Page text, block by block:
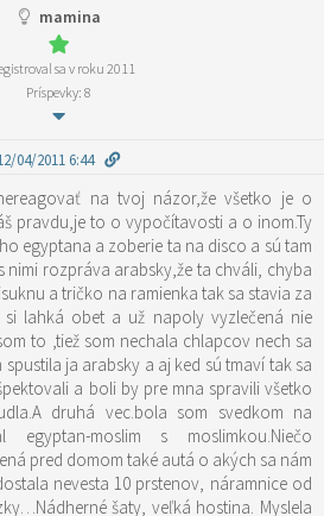
mamina
sa v roku 2011
Príspevky: 8
04/2011 6:44
na tvoj názor,že všetko je o
pravdu,je to o vypočítavosti a o inom.Ty
ta na disco a sú tam
nimi rozpráva arabsky,že ta chváli, chyba
a tričko na ramienka tak sa stavia za
lahká obet a už napoly vyzlečená nie
to ,tiež som nechala chlapcov nech sa
ja arabsky a aj ked sú tmaví tak sa
a boli by pre mna spravili všetko
druhá vec.bola som svedkom na
moslim s moslimkou.Niečo
pred domom také autá o akých sa nám
nevesta 10 prstenov, náramnice od
šaty, veľká hostina. Myslela